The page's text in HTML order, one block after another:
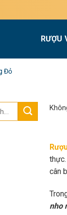
Miễn phí
RƯỢU
Đỏ
cân
nho